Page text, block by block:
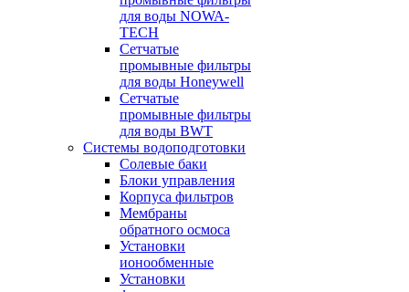
для воды NOWA-
TECH
Сетчатые
промывные фильтры
для воды Honeywell
Сетчатые
промывные фильтры
для воды BWT
Системы водоподготовки
Солевые баки
Блоки управления
Корпуса фильтров
Мембраны
обратного осмоса
Установки
ионообменные
Установки